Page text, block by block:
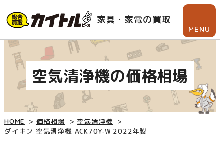
家具・家電の買取
MENU
空気清浄機の価格相場
HOME 価格相場
空気清浄機
ダイキン 空気清浄機 ACK70Y-W 2022年製